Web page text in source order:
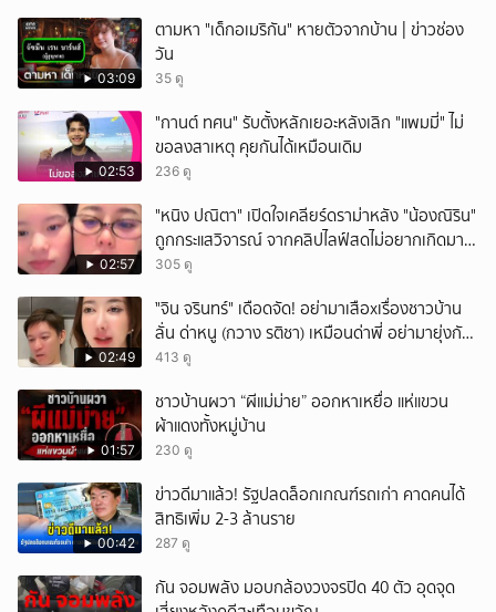
03:09
ตามหา "เด็กอเมริกัน" หายตัวจากบ้าน | ข่าวช่อง
วัน
35 ดู
02:53
"กานต์ ทศน" รับตั้งหลักเยอะหลังเลิก "แพมมี่" ไม่
ขอลงสาเหตุ คุยกันได้เหมือนเดิม
236 ดู
02:57
"หนิง ปณิตา" เปิดใจเคลียร์ดราม่าหลัง "น้องณิริน"
ถูกกระแสวิจารณ์ จากคลิปไลฟ์สดไม่อยากเกิดมา
หน้าเหมือนพ่อ
305 ดู
02:49
ั่"จิน จรินทร์" เดือดจัด! อย่ามาเสือxเรื่องชาวบ้าน
ลั่น ด่าหนู (กวาง รติชา) เหมือนด่าพี่ อย่ามายุ่งกับ
คนของผม จบ!!!
413 ดู
01:57
ชาวบ้านผวา “ผีแม่ม่าย” ออกหาเหยื่อ แห่แขวน
ผ้าแดงทั้งหมู่บ้าน
230 ดู
00:42
ข่าวดีมาแล้ว! รัฐปลดล็อกเกณฑ์รถเก่า คาดคนได้
สิทธิเพิ่ม 2-3 ล้านราย
287 ดู
กัน จอมพลัง มอบกล้องวงจรปิด 40 ตัว อุดจุด